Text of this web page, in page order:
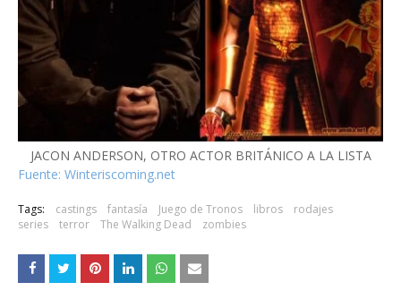
JACON ANDERSON, OTRO ACTOR BRITÁNICO A LA LISTA
Fuente: Winteriscoming.net
Tags: castings fantasía Juego de Tronos libros
rodajes
series
terror The Walking Dead zombies